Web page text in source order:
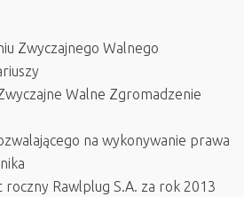
Zwyczajnego Walnego
Walne Zgromadzenie
na wykonywanie prawa
Rawlplug S.A. za rok 2013